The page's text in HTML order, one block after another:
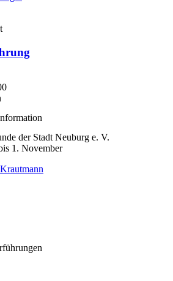
der Stadt Neuburg e. V.
1. November